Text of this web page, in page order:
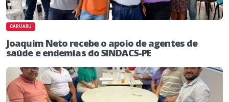
CARUARU
Joaquim Neto recebe o apoio de agentes de
saúde e endemias do SINDACS-PE